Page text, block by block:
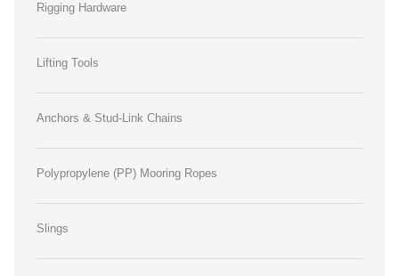
Rigging Hardware
Lifting Tools
Anchors & Stud-Link Chains
Polypropylene (PP) Mooring Ropes
Slings